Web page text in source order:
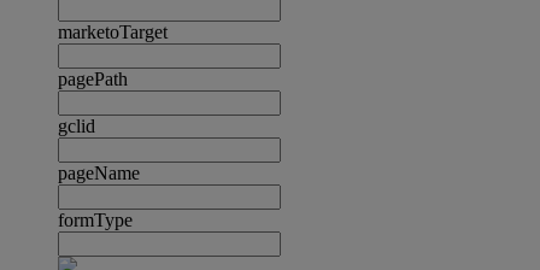
marketoTarget
pagePath
gclid
pageName
formType